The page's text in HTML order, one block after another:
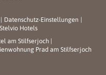
| Datenschutz-Einstellungen |
Hotels
am Stilfserjoch |
Prad am Stilfserjoch